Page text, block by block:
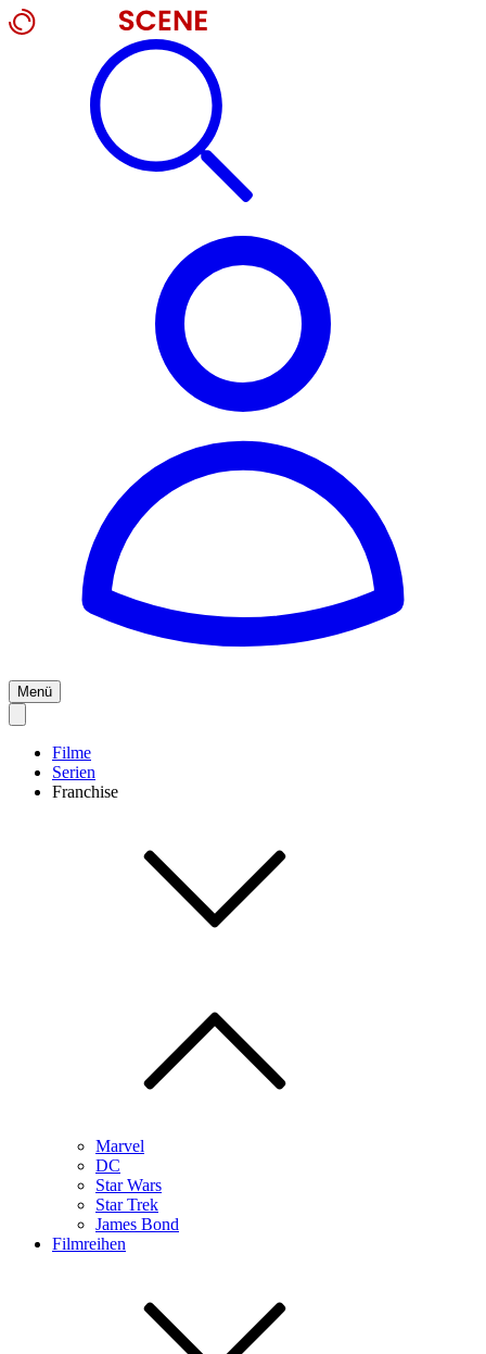
Menü
Filme
Serien
Franchise
Marvel
DC
Star Wars
Star Trek
James Bond
Filmreihen